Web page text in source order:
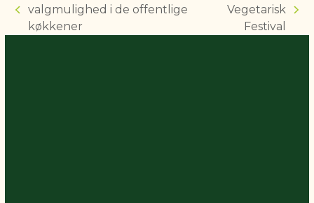
previous
post:
valgmulighed i de offentlige
køkkener
next
post:
Vegetarisk
Festival